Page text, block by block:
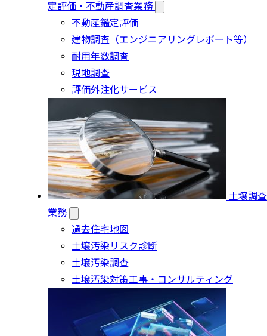
定評価・不動産調査業務
不動産鑑定評価
建物調査（エンジニアリングレポート等）
耐用年数調査
現地調査
評価外注化サービス
土壌調査
業務
過去住宅地図
土壌汚染リスク診断
土壌汚染調査
土壌汚染対策工事・コンサルティング